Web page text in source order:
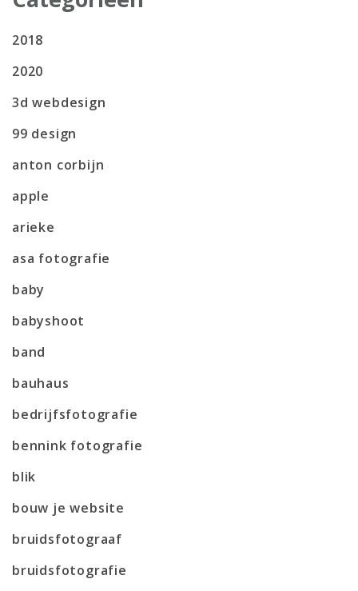
2018
2020
3d webdesign
99 design
anton corbijn
apple
arieke
asa fotografie
baby
babyshoot
band
bauhaus
bedrijfsfotografie
bennink fotografie
blik
bouw je website
bruidsfotograaf
bruidsfotografie